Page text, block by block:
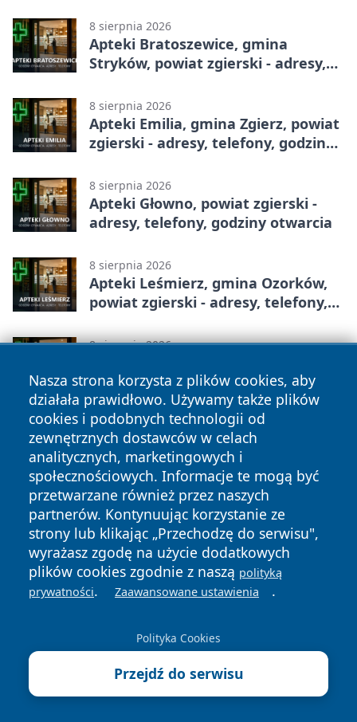
8 sierpnia 2026
Apteki Bratoszewice, gmina
Stryków, powiat zgierski - adresy,
8 sierpnia 2026
Apteki Emilia, gmina Zgierz, powiat
zgierski - adresy, telefony, godziny
8 sierpnia 2026
Apteki Głowno, powiat zgierski -
adresy, telefony, godziny otwarcia
8 sierpnia 2026
Apteki Leśmierz, gmina Ozorków,
powiat zgierski - adresy, telefony,
8 sierpnia 2026
adresy, telefony, godziny otwarcia
8 sierpnia 2026
Apteki Parzęczew, powiat zgierski -
adresy, telefony, godziny otwarcia
8 sierpnia 2026
Apteki Rąbień, gmina Aleksandrów
Łódzki, powiat zgierski - adresy,
telefony, godziny otwarcia
8 sierpnia 2026
Apteki Smardzew, gmina Zgierz,
godziny otwarcia
Apteki Stryków, powiat zgierski -
adresy, telefony, godziny otwarcia
Nasza strona korzysta z plików cookies, aby
działała prawidłowo. Używamy także plików
cookies i podobnych technologii od
zewnętrznych dostawców w celach
analitycznych, marketingowych i
społecznościowych. Informacje te mogą być
przetwarzane również przez naszych
partnerów. Kontynuując korzystanie ze
strony lub klikając „Przechodzę do serwisu",
wyrażasz zgodę na użycie dodatkowych
plików cookies zgodnie z naszą polityką
prywatności. Zaawansowane ustawienia .
Polityka Cookies
Przejdź do serwisu